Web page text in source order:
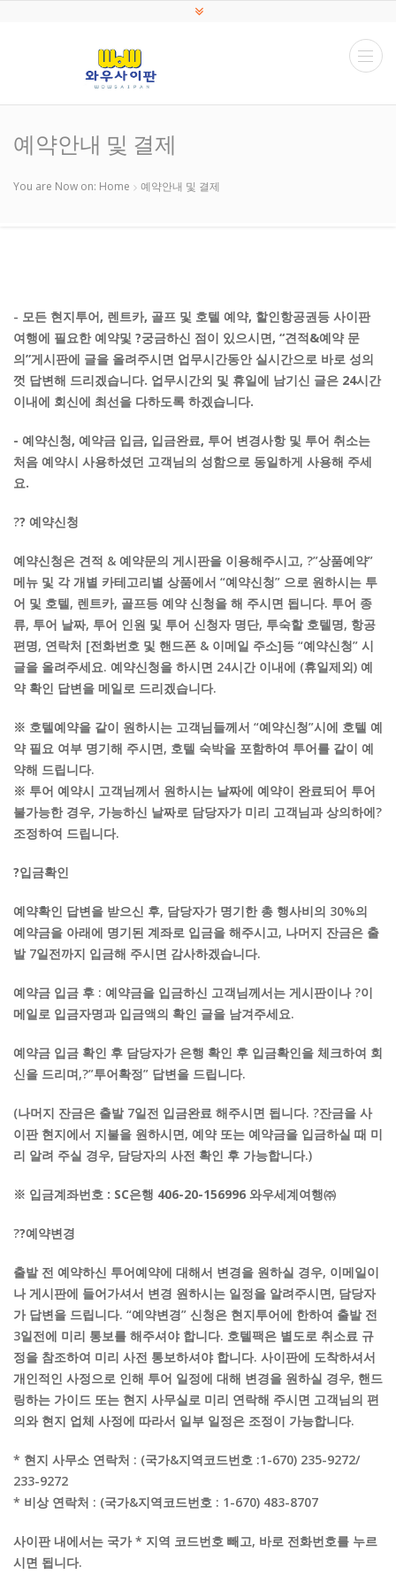
예약안내 및 결제
You are Now on: Home 예약안내 및 결제
- 모든 현지투어, 렌트카, 골프 및 호텔 예약, 할인항공권등 사이판
여행에 필요한 예약및 ?궁금하신 점이 있으시면, “견적&예약 문
의”게시판에 글을 올려주시면 업무시간동안 실시간으로 바로 성의
껏 답변해 드리겠습니다. 업무시간외 및 휴일에 남기신 글은 24시간
이내에 회신에 최선을 다하도록 하겠습니다.
- 예약신청, 예약금 입금, 입금완료, 투어 변경사항 및 투어 취소는
처음 예약시 사용하셨던 고객님의 성함으로 동일하게 사용해 주세
요.
?? 예약신청
예약신청은 견적 & 예약문의 게시판을 이용해주시고, ?”상품예약”
메뉴 및 각 개별 카테고리별 상품에서 “예약신청” 으로 원하시는 투
어 및 호텔, 렌트카, 골프등 예약 신청을 해 주시면 됩니다. 투어 종
류, 투어 날짜, 투어 인원 및 투어 신청자 명단, 투숙할 호텔명, 항공
편명, 연락처 [전화번호 및 핸드폰 & 이메일 주소]등 “예약신청” 시
글을 올려주세요. 예약신청을 하시면 24시간 이내에 (휴일제외) 예
약 확인 답변을 메일로 드리겠습니다.
※ 호텔예약을 같이 원하시는 고객님들께서 “예약신청”시에 호텔 예
약 필요 여부 명기해 주시면, 호텔 숙박을 포함하여 투어를 같이 예
약해 드립니다.
※ 투어 예약시 고객님께서 원하시는 날짜에 예약이 완료되어 투어
불가능한 경우, 가능하신 날짜로 담당자가 미리 고객님과 상의하에?
조정하여 드립니다.
?입금확인
예약확인 답변을 받으신 후, 담당자가 명기한 총 행사비의 30%의
예약금을 아래에 명기된 계좌로 입금을 해주시고, 나머지 잔금은 출
발 7일전까지 입금해 주시면 감사하겠습니다.
예약금 입금 후 : 예약금을 입금하신 고객님께서는 게시판이나 ?이
메일로 입금자명과 입금액의 확인 글을 남겨주세요.
예약금 입금 확인 후 담당자가 은행 확인 후 입금확인을 체크하여 회
신을 드리며,?”투어확정” 답변을 드립니다.
(나머지 잔금은 출발 7일전 입금완료 해주시면 됩니다. ?잔금을 사
이판 현지에서 지불을 원하시면, 예약 또는 예약금을 입금하실 때 미
리 알려 주실 경우, 담당자의 사전 확인 후 가능합니다.)
※ 입금계좌번호 : SC은행 406-20-156996 와우세계여행㈜
??예약변경
출발 전 예약하신 투어예약에 대해서 변경을 원하실 경우, 이메일이
나 게시판에 들어가셔서 변경 원하시는 일정을 알려주시면, 담당자
가 답변을 드립니다. “예약변경” 신청은 현지투어에 한하여 출발 전
3일전에 미리 통보를 해주셔야 합니다. 호텔팩은 별도로 취소료 규
정을 참조하여 미리 사전 통보하셔야 합니다. 사이판에 도착하셔서
개인적인 사정으로 인해 투어 일정에 대해 변경을 원하실 경우, 핸드
링하는 가이드 또는 현지 사무실로 미리 연락해 주시면 고객님의 편
의와 현지 업체 사정에 따라서 일부 일정은 조정이 가능합니다.
* 현지 사무소 연락처 : (국가&지역코드번호 :1-670) 235-9272/
233-9272
* 비상 연락처 : (국가&지역코드번호 : 1-670) 483-8707
사이판 내에서는 국가 * 지역 코드번호 빼고, 바로 전화번호를 누르
시면 됩니다.